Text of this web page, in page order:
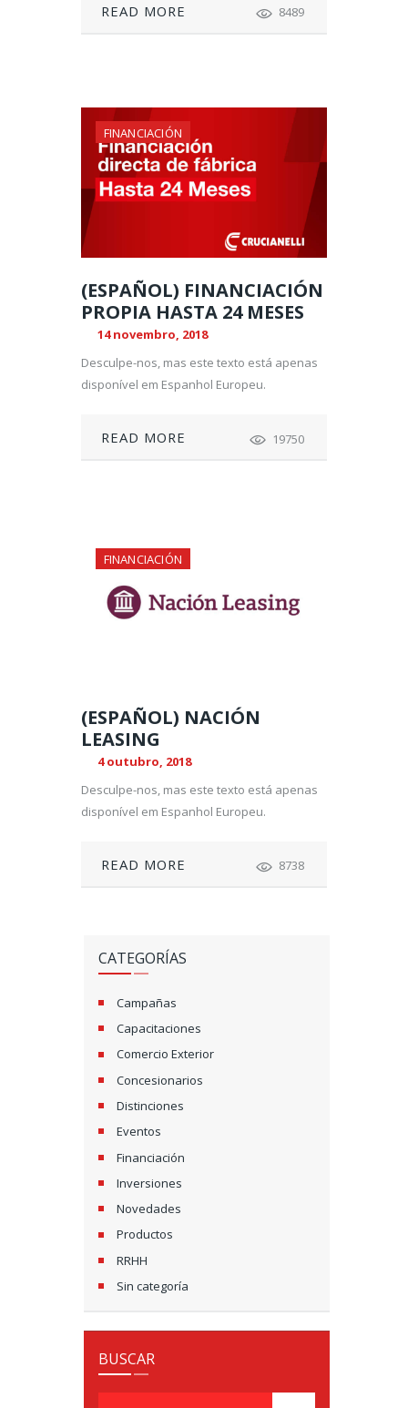
READ MORE 8489
FINANCIACIÓN
(ESPAÑOL) FINANCIACIÓN
PROPIA HASTA 24 MESES
14 novembro, 2018
Desculpe-nos, mas este texto está apenas
disponível em Espanhol Europeu.
READ MORE 19750
FINANCIACIÓN
(ESPAÑOL) NACIÓN
LEASING
4 outubro, 2018
Desculpe-nos, mas este texto está apenas
disponível em Espanhol Europeu.
READ MORE 8738
CATEGORÍAS
Campañas
Capacitaciones
Comercio Exterior
Concesionarios
Distinciones
Eventos
Financiación
Inversiones
Novedades
Productos
RRHH
Sin categoría
BUSCAR